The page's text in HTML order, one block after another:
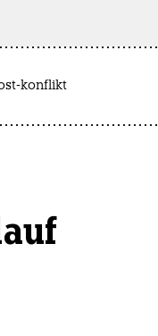
konflikt